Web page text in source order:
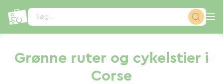
Søg...
Grønne ruter og cykelstier i
Corse
CCookie-styringspanel